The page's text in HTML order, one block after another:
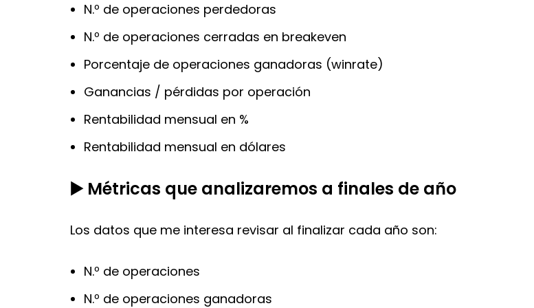
N.º de operaciones perdedoras
N.º de operaciones cerradas en breakeven
Porcentaje de operaciones ganadoras (winrate)
Ganancias / pérdidas por operación
Rentabilidad mensual en %
Rentabilidad mensual en dólares
▶️ Métricas que analizaremos a finales de año
Los datos que me interesa revisar al finalizar cada año son:
N.º de operaciones
N.º de operaciones ganadoras